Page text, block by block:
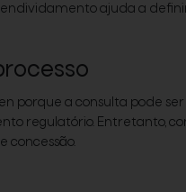
ajuda a
porque a consulta pode ser
regulatório. Entretanto,
concessão.